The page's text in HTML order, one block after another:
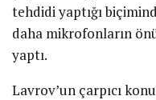
tehdidi yaptığı
daha mikrofonların
yaptı.
Lavrov’un çarpıcı